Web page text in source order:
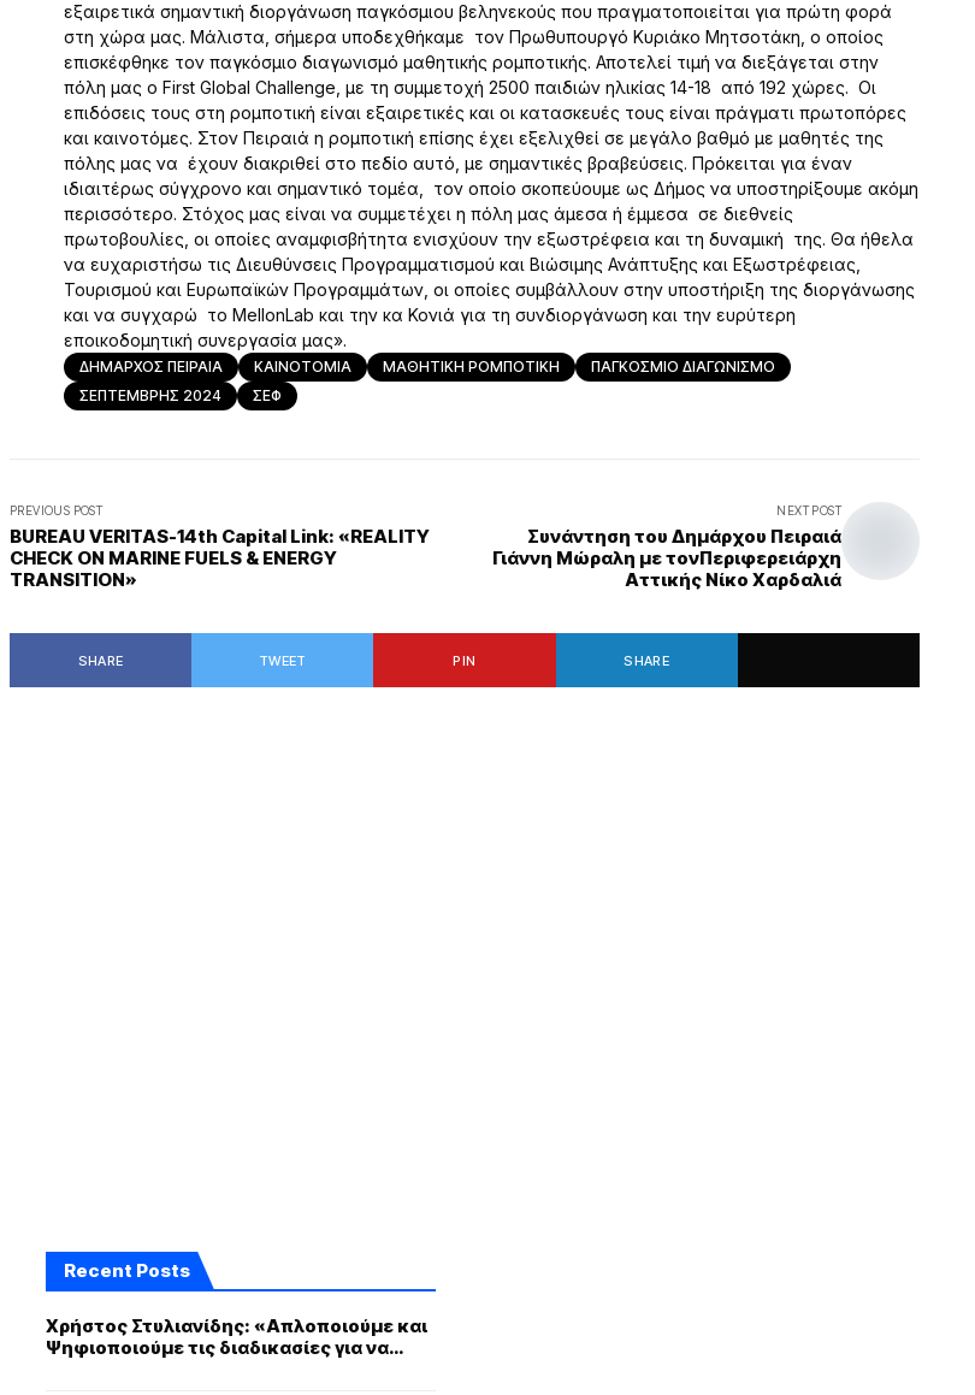
εξαιρετικά σημαντική διοργάνωση παγκόσμιου βεληνεκούς που πραγματοποιείται για πρώτη φορά
στη χώρα μας. Μάλιστα, σήμερα υποδεχθήκαμε τον Πρωθυπουργό Κυριάκο Μητσοτάκη, ο οποίος
επισκέφθηκε τον παγκόσμιο διαγωνισμό μαθητικής ρομποτικής. Αποτελεί τιμή να διεξάγεται στην
πόλη μας ο First Global Challenge, με τη συμμετοχή 2500 παιδιών ηλικίας 14-18 από 192 χώρες. Οι
επιδόσεις τους στη ρομποτική είναι εξαιρετικές και οι κατασκευές τους είναι πράγματι πρωτοπόρες
και καινοτόμες. Στον Πειραιά η ρομποτική επίσης έχει εξελιχθεί σε μεγάλο βαθμό με μαθητές της
πόλης μας να έχουν διακριθεί στο πεδίο αυτό, με σημαντικές βραβεύσεις. Πρόκειται για έναν
ιδιαιτέρως σύγχρονο και σημαντικό τομέα, τον οποίο σκοπεύουμε ως Δήμος να υποστηρίξουμε ακόμη
περισσότερο. Στόχος μας είναι να συμμετέχει η πόλη μας άμεσα ή έμμεσα σε διεθνείς
πρωτοβουλίες, οι οποίες αναμφισβήτητα ενισχύουν την εξωστρέφεια και τη δυναμική της. Θα ήθελα
να ευχαριστήσω τις Διευθύνσεις Προγραμματισμού και Βιώσιμης Ανάπτυξης και Εξωστρέφειας,
Τουρισμού και Ευρωπαϊκών Προγραμμάτων, οι οποίες συμβάλλουν στην υποστήριξη της διοργάνωσης
και να συγχαρώ το MellonLab και την κα Κονιά για τη συνδιοργάνωση και την ευρύτερη
εποικοδομητική συνεργασία μας».
ΔΗΜΑΡΧΟΣ ΠΕΙΡΑΙΑ ΚΑΙΝΟΤΟΜΙΑ ΜΑΘΗΤΙΚΗ ΡΟΜΠΟΤΙΚΗ
ΠΑΓΚΟΣΜΙΟ ΔΙΑΓΩΝΙΣΜΟ
ΣΕΠΤΕΜΒΡΗΣ 2024
ΣΕΦ
PREVIOUS POST
BUREAU VERITAS-14th Capital Link: «REALITY
CHECK ON MARINE FUELS & ENERGY
TRANSITION»
NEXT POST
Συνάντηση του Δημάρχου Πειραιά
Γιάννη Μώραλη με τονΠεριφερειάρχη
Αττικής Νίκο Χαρδαλιά
SHARE TWEET PIN SHARE
Recent Posts
Χρήστος Στυλιανίδης: «Απλοποιούμε και
Ψηφιοποιούμε τις διαδικασίες για να